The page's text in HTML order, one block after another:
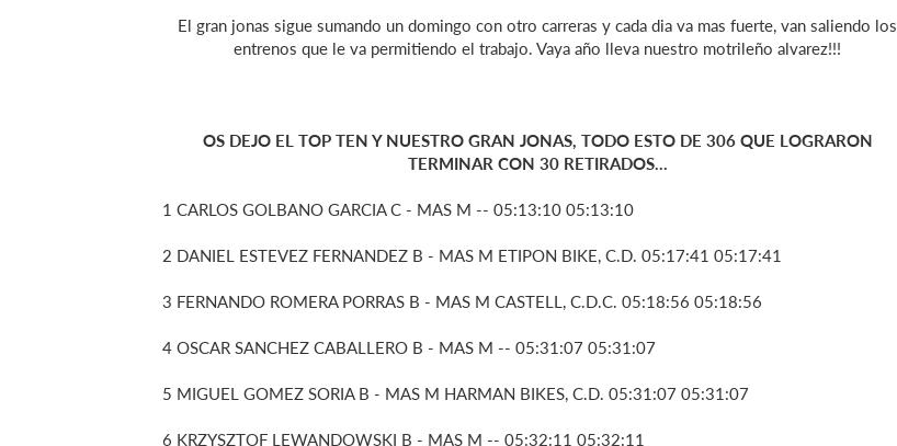
El gran jonas sigue sumando un domingo con otro carreras y cada dia va mas fuerte, van saliendo los
entrenos que le va permitiendo el trabajo. Vaya año lleva nuestro motrileño alvarez!!!
OS DEJO EL TOP TEN Y NUESTRO GRAN JONAS, TODO ESTO DE 306 QUE LOGRARON
TERMINAR CON 30 RETIRADOS...
1 CARLOS GOLBANO GARCIA C - MAS M -- 05:13:10 05:13:10
2 DANIEL ESTEVEZ FERNANDEZ B - MAS M ETIPON BIKE, C.D. 05:17:41 05:17:41
3 FERNANDO ROMERA PORRAS B - MAS M CASTELL, C.D.C. 05:18:56 05:18:56
4 OSCAR SANCHEZ CABALLERO B - MAS M -- 05:31:07 05:31:07
5 MIGUEL GOMEZ SORIA B - MAS M HARMAN BIKES, C.D. 05:31:07 05:31:07
6 KRZYSZTOF LEWANDOWSKI B - MAS M -- 05:32:11 05:32:11